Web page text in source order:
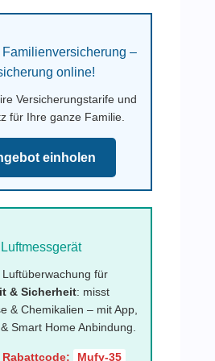
–
online!
Versicherungstarife und
für Ihre ganze Familie.
einholen
für
& Sicherheit: misst
& Chemikalien – mit App,
Smart Home Anbindung.
Mufy-35